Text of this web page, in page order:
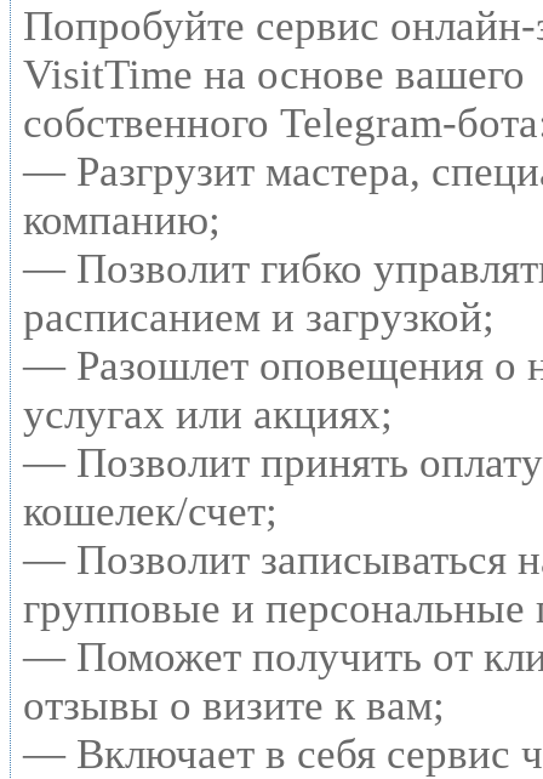
Попробуйте сервис
VisitTime на основе вашего
собственного Telegram-
— Разгрузит мастера,
компанию;
— Позволит гибко
расписанием и загрузкой;
— Разошлет оповещения о
услугах или акциях;
— Позволит принять
кошелек/счет;
— Позволит записываться
групповые и
— Поможет получить от
отзывы о визите к вам;
— Включает в себя сервис